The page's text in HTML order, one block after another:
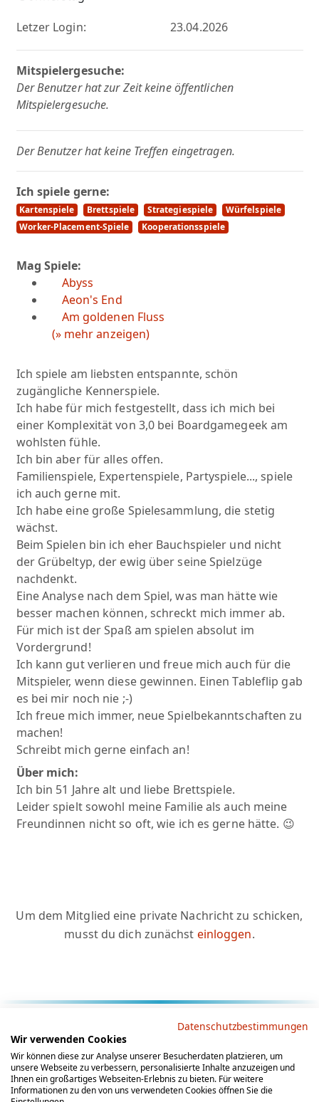
Letzer Login:
23.04.2026
Mitspielergesuche:
Der Benutzer hat zur Zeit keine öffentlichen
Mitspielergesuche.
Der Benutzer hat keine Treffen eingetragen.
Ich spiele gerne:
Kartenspiele Brettspiele Strategiespiele
Würfelspiele
Worker-Placement-Spiele
Kooperationsspiele
Mag Spiele:
Abyss
Aeon's End
Am goldenen Fluss
(» mehr anzeigen)
Ich spiele am liebsten entspannte, schön
zugängliche Kennerspiele.
Ich habe für mich festgestellt, dass ich mich bei
einer Komplexität von 3,0 bei Boardgamegeek am
wohlsten fühle.
Ich bin aber für alles offen.
Familienspiele, Expertenspiele, Partyspiele..., spiele
ich auch gerne mit.
Ich habe eine große Spielesammlung, die stetig
wächst.
Beim Spielen bin ich eher Bauchspieler und nicht
der Grübeltyp, der ewig über seine Spielzüge
nachdenkt.
Eine Analyse nach dem Spiel, was man hätte wie
besser machen können, schreckt mich immer ab.
Für mich ist der Spaß am spielen absolut im
Vordergrund!
Ich kann gut verlieren und freue mich auch für die
Mitspieler, wenn diese gewinnen. Einen Tableflip gab
es bei mir noch nie ;-)
Ich freue mich immer, neue Spielbekanntschaften zu
machen!
Schreibt mich gerne einfach an!
Über mich:
Ich bin 51 Jahre alt und liebe Brettspiele.
Leider spielt sowohl meine Familie als auch meine
Freundinnen nicht so oft, wie ich es gerne hätte. 😉
Um dem Mitglied eine private Nachricht zu schicken,
musst du dich zunächst einloggen.
AGB Datenschutz
Impressum
Social Media
Datenschutzbestimmungen
Wir verwenden Cookies
Wir können diese zur Analyse unserer Besucherdaten platzieren, um
unsere Webseite zu verbessern, personalisierte Inhalte anzuzeigen und
Ihnen ein großartiges Webseiten-Erlebnis zu bieten. Für weitere
Informationen zu den von uns verwendeten Cookies öffnen Sie die